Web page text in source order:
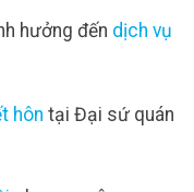
hưởng đến dịch vụ
hôn tại Đại sứ quán